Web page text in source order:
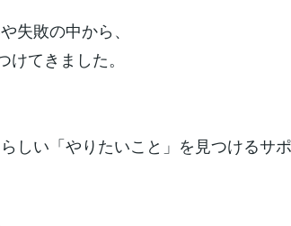
失敗の中から、
けてきました。
しい「やりたいこと」を見つけるサ